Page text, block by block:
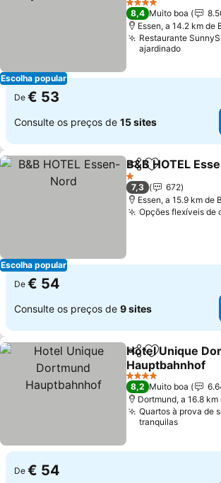
Escolha popular
4 Estrelas
8,4 Muito boa
Essen, a 14.2 km de
Restaurante
ajardinado
De € 53
Consulte os preços de 15 sites
Escolha popular
PartilharAdicionar
B&B HOTEL
1 Estrelas
7,3
672
Essen, a 15.9 km de
Opções flexíveis de
De € 54
Consulte os preços de 9 sites
PartilharAdicionar
Hotel Unique
Hauptbahnhof
4 Estrelas
8,2 Muito boa
Dortmund, a 16.8
Quartos à prova de
tranquilas
De € 54